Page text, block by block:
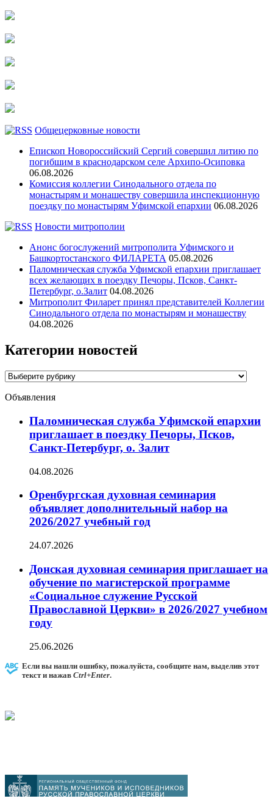
Общецерковные новости
Епископ Новороссийский Сергий совершил литию по
погибшим в краснодарском селе Архипо-Осиповка
06.08.2026
Комиссия коллегии Синодального отдела по
монастырям и монашеству совершила инспекционную
поездку по монастырям Уфимской епархии 06.08.2026
Новости митрополии
Анонс богослужений митрополита Уфимского и
Башкортостанского ФИЛАРЕТА 05.08.2026
Паломническая служба Уфимской епархии приглашает
всех желающих в поездку Печоры, Псков, Санкт-
Петербург, о.Залит 04.08.2026
Митрополит Филарет принял представителей Коллегии
Синодального отдела по монастырям и монашеству
04.08.2026
Категории новостей
Категории
Объявления
Паломническая служба Уфимской епархии
приглашает в поездку Печоры, Псков,
Санкт-Петербург, о. Залит
04.08.2026
Оренбургская духовная семинария
объявляет дополнительный набор на
2026/2027 учебный год
24.07.2026
Донская духовная семинария приглашает на
обучение по магистерской программе
«Социальное служение Русской
Православной Церкви» в 2026/2027 учебном
году
25.06.2026
Если вы нашли ошибку, пожалуйста, сообщите нам, выделив этот
текст и нажав Ctrl+Enter.